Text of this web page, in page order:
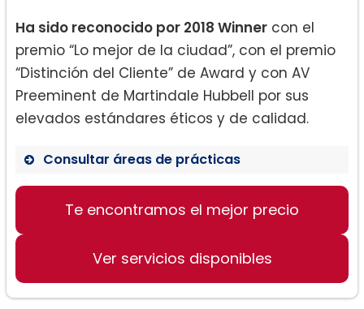
Ha sido reconocido por 2018 Winner con el
premio “Lo mejor de la ciudad”, con el premio
“Distinción del Cliente” de Award y con AV
Preeminent de Martindale Hubbell por sus
elevados estándares éticos y de calidad.
Consultar áreas de prácticas
Familia y divorcio
Defensa criminal
Lesiones personales:
Te encontramos el mejor precio
Ver servicios disponibles